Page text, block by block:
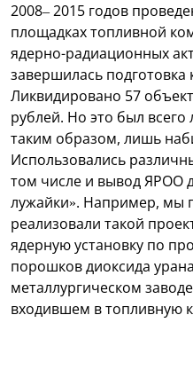
2008– 2015 годов
площадках топливной
ядерно-радиационных
завершилась подготовка
Ликвидировано 57
рублей. Но это был
таким образом, лишь
Использовались
том числе и вывод ЯРОО
лужайки». Например, мы
реализовали такой
ядерную установку по
порошков диоксида
металлургическом
входившем в топливную